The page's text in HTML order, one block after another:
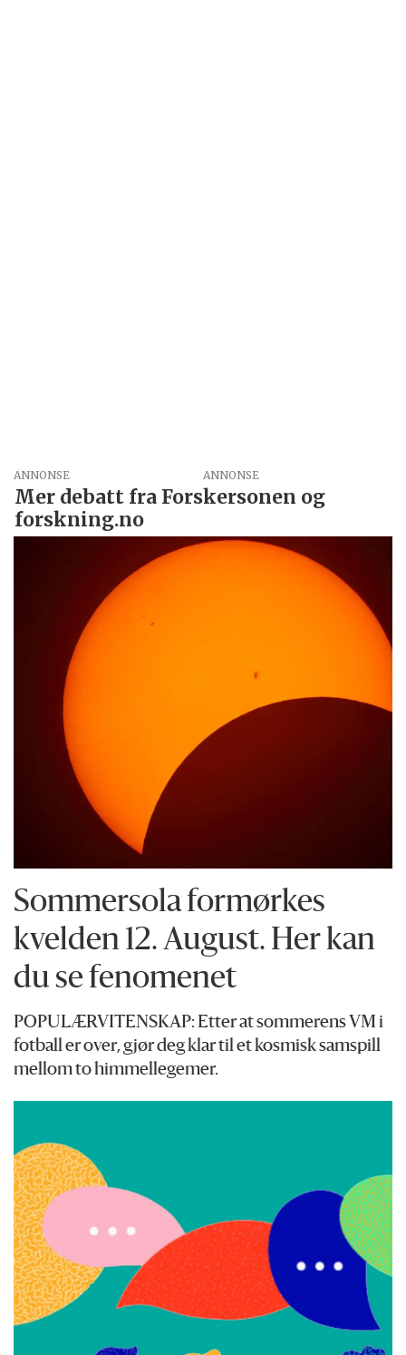
ANNONSE
Mer debatt fra Forskersonen og
forskning.no
Sommersola formørkes
kvelden 12. August. Her kan
du se fenomenet
POPULÆRVITENSKAP: Etter at sommerens VM i
fotball er over, gjør deg klar til et kosmisk samspill
mellom to himmellegemer.